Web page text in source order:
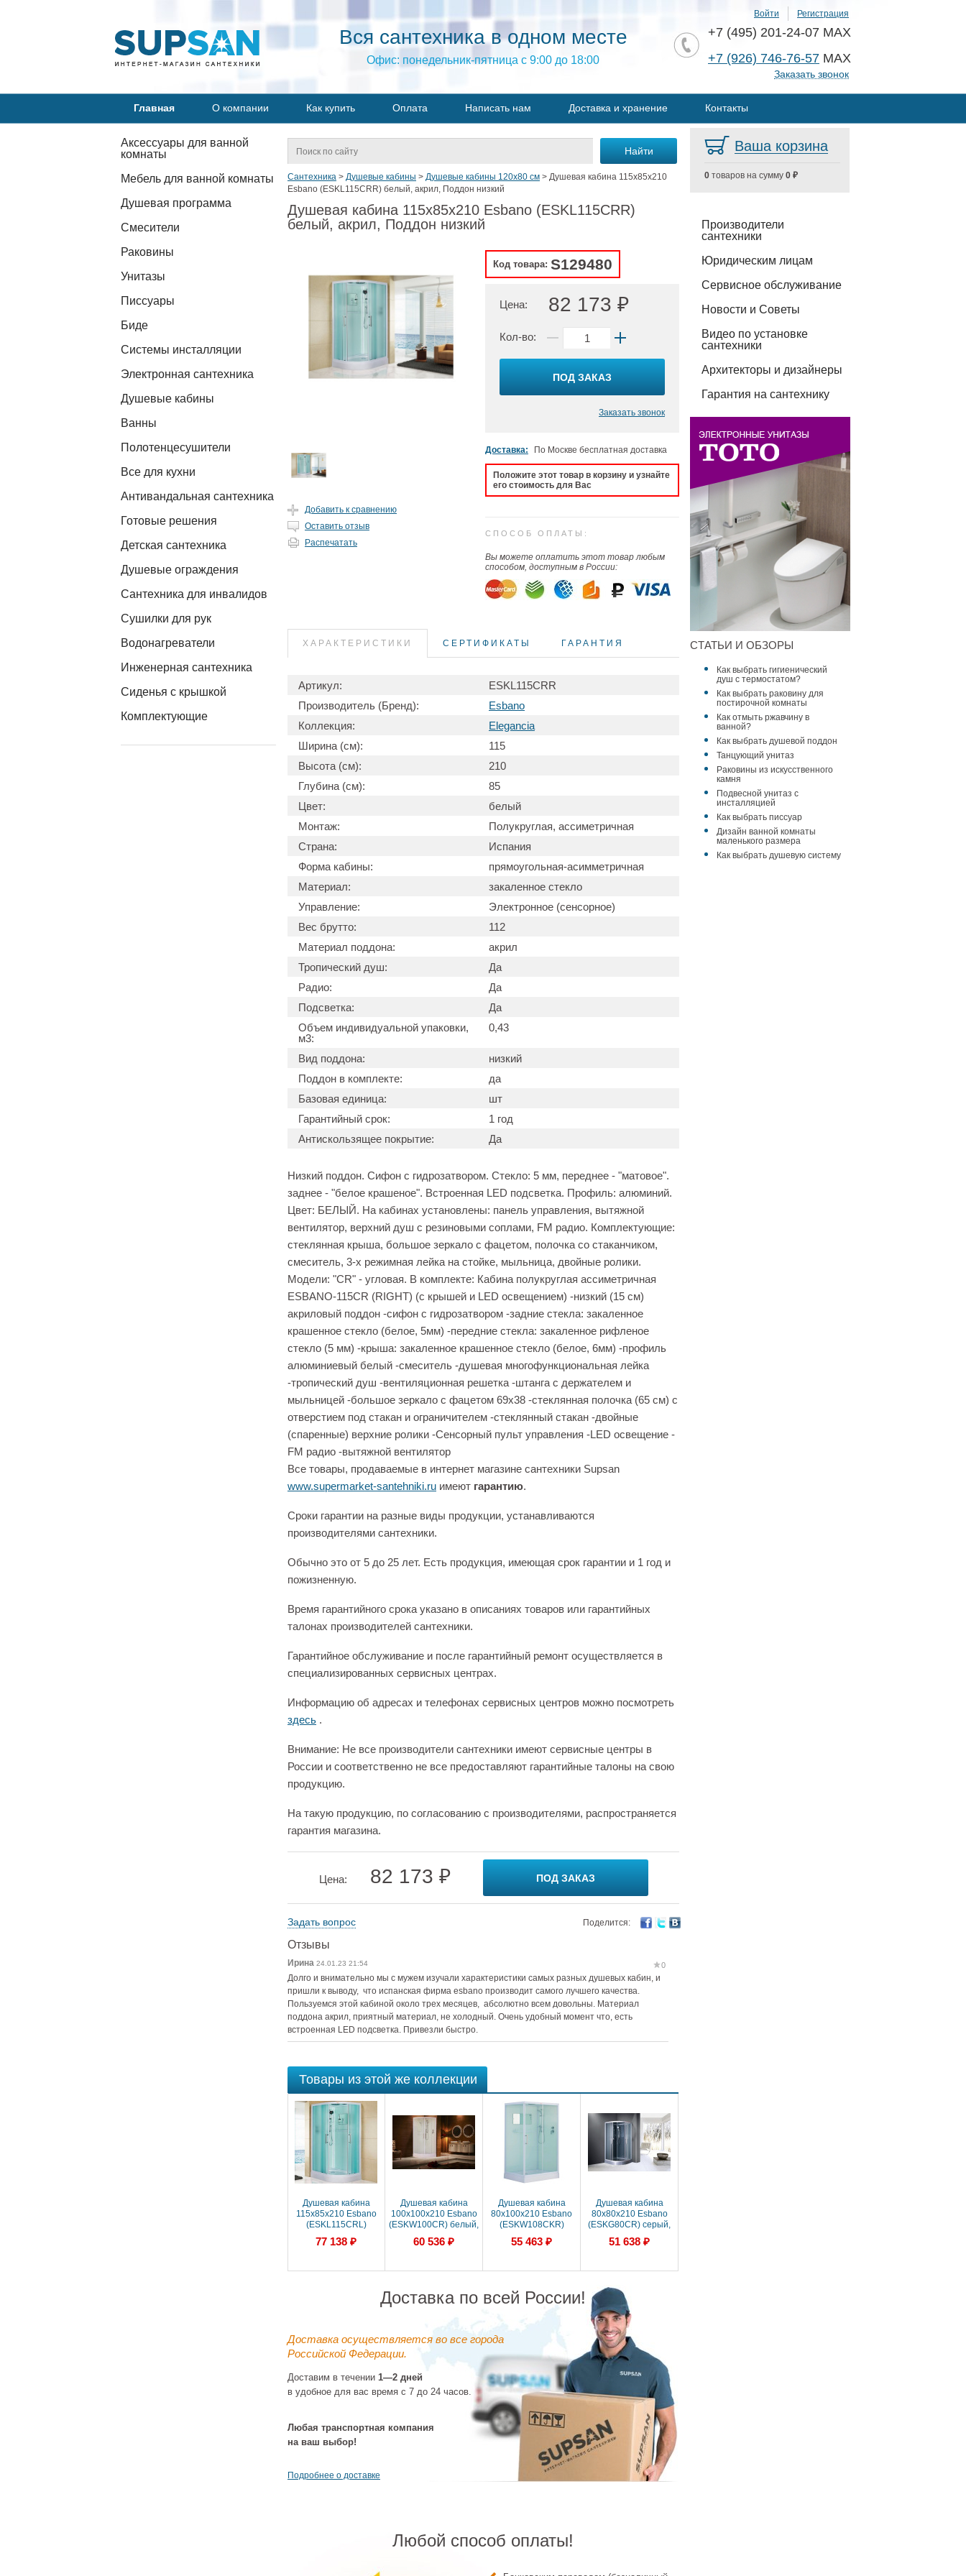
Вся сантехника в одном месте
Офис: понедельник-пятница с 9:00 до 18:00
Войти Регистрация
+7 (495) 201-24-07 MAX
+7 (926) 746-76-57 MAX
Заказать звонок
Главная О компании Как купить Оплата Написать нам Доставка и хранение Контакты
Аксессуары для ванной
комнаты
Мебель для ванной комнаты
Душевая программа
Смесители
Раковины
Унитазы
Писсуары
Биде
Системы инсталляции
Электронная сантехника
Душевые кабины
Ванны
Полотенцесушители
Все для кухни
Антивандальная сантехника
Готовые решения
Детская сантехника
Душевые ограждения
Сантехника для инвалидов
Сушилки для рук
Водонагреватели
Инженерная сантехника
Сиденья с крышкой
Комплектующие
Сантехника > Душевые кабины > Душевые кабины 120х80 см > Душевая кабина 115x85x210
Esbano (ESKL115СRR) белый, акрил, Поддон низкий
Душевая кабина 115x85x210 Esbano (ESKL115СRR)
белый, акрил, Поддон низкий
Добавить к сравнению
Оставить отзыв
Распечатать
Код товара: S129480
Цена: 82 173 ₽
Кол-во:
ПОД ЗАКАЗ
Заказать звонок
Доставка: По Москве бесплатная доставка
Положите этот товар в корзину и узнайте
его стоимость для Вас
СПОСОБ ОПЛАТЫ:
Вы можете оплатить этот товар любым
способом, доступным в России:
ХАРАКТЕРИСТИКИ СЕРТИФИКАТЫ ГАРАНТИЯ
Артикул:
ESKL115СRR
Производитель (Бренд):
Esbano
Коллекция:
Elegancia
Ширина (см):
115
Высота (см):
210
Глубина (см):
85
Цвет:
белый
Монтаж:
Полукруглая, ассиметричная
Страна:
Испания
Форма кабины:
прямоугольная-асимметричная
Материал:
закаленное стекло
Управление:
Электронное (сенсорное)
Вес брутто:
112
Материал поддона:
акрил
Тропический душ:
Да
Радио:
Да
Подсветка:
Да
Объем индивидуальной упаковки,
м3:
0,43
Вид поддона:
низкий
Поддон в комплекте:
да
Базовая единица:
шт
Гарантийный срок:
1 год
Антискользящее покрытие:
Да
Низкий поддон. Сифон с гидрозатвором. Стекло: 5 мм, переднее - "матовое".
заднее - "белое крашеное". Встроенная LED подсветка. Профиль: алюминий.
Цвет: БЕЛЫЙ. На кабинах установлены: панель управления, вытяжной
вентилятор, верхний душ с резиновыми соплами, FM радио. Комплектующие:
стеклянная крыша, большое зеркало с фацетом, полочка со стаканчиком,
смеситель, 3-х режимная лейка на стойке, мыльница, двойные ролики.
Модели: "СR" - угловая. В комплекте: Кабина полукруглая ассиметричная
ESBANO-115CR (RIGHT) (с крышей и LED освещением) -низкий (15 см)
акриловый поддон -сифон с гидрозатвором -задние стекла: закаленное
крашенное стекло (белое, 5мм) -передние стекла: закаленное рифленое
стекло (5 мм) -крыша: закаленное крашенное стекло (белое, 6мм) -профиль
алюминиевый белый -смеситель -душевая многофункциональная лейка
-тропический душ -вентиляционная решетка -штанга с держателем и
мыльницей -большое зеркало с фацетом 69х38 -стеклянная полочка (65 см) с
отверстием под стакан и ограничителем -стеклянный стакан -двойные
(спаренные) верхние ролики -Сенсорный пульт управления -LED освещение -
FM радио -вытяжной вентилятор
Все товары, продаваемые в интернет магазине сантехники Supsan
www.supermarket-santehniki.ru имеют гарантию.
Сроки гарантии на разные виды продукции, устанавливаются
производителями сантехники.
Обычно это от 5 до 25 лет. Есть продукция, имеющая срок гарантии и 1 год и
пожизненную.
Время гарантийного срока указано в описаниях товаров или гарантийных
талонах производителей сантехники.
Гарантийное обслуживание и после гарантийный ремонт осуществляется в
специализированных сервисных центрах.
Информацию об адресах и телефонах сервисных центров можно посмотреть
здесь .
Внимание: Не все производители сантехники имеют сервисные центры в
России и соответственно не все предоставляют гарантийные талоны на свою
продукцию.
На такую продукцию, по согласованию с производителями, распространяется
гарантия магазина.
Цена: 82 173 ₽ ПОД ЗАКАЗ
Задать вопрос Поделится:
Отзывы
0
Ирина 24.01.23 21:54
Долго и внимательно мы с мужем изучали характеристики самых разных душевых кабин, и
пришли к выводу, что испанская фирма esbano производит самого лучшего качества.
Пользуемся этой кабиной около трех месяцев, абсолютно всем довольны. Материал
поддона акрил, приятный материал, не холодный. Очень удобный момент что, есть
встроенная LED подсветка. Привезли быстро.
Товары из этой же коллекции
Душевая кабина
115x85x210 Esbano
(ESKL115CRL)
белый, акрил,
Поддон низкий
77 138 ₽
Душевая кабина
100x100x210 Esbano
(ESKW100CR) белый,
Поддон низкий
60 536 ₽
Душевая кабина
80x100x210 Esbano
(ESKW108CKR)
белый, Поддон
низкий
55 463 ₽
Душевая кабина
80x80x210 Esbano
(ESKG80CR) серый,
Поддон низкий
51 638 ₽
Душевая кабина
черный, Поддон
низкий
67 575 ₽
Душевая кабина
(ESKB80CK) белый,
Без гидромассажа,
45 263 ₽
Душевая кабина
80x80x210 Esbano
(ESKB80CRB) белый,
Без гидромассажа,
Поддон высокий
51 000 ₽
Душевая кабина
90x90x210 Esbano
(ESKB90CK) белый,
Без гидромассажа,
акрил, Поддон низкий
49 088 ₽
Доставка по всей России!
Доставка осуществляется во все города
Российской Федерации.
Доставим в течении 1—2 дней
в удобное для вас время с 7 до 24 часов.
Любая транспортная компания
на ваш выбор!
Подробнее о доставке
Любой способ оплаты!
Ваша корзина
0 товаров на сумму 0 ₽
Производители
сантехники
Юридическим лицам
Сервисное обслуживание
Новости и Советы
Видео по установке
сантехники
Архитекторы и дизайнеры
Гарантия на сантехнику
СТАТЬИ И ОБЗОРЫ
Как выбрать гигиенический
душ с термостатом?
Как выбрать раковину для
постирочной комнаты
Как отмыть ржавчину в
ванной?
Как выбрать душевой поддон
Танцующий унитаз
Раковины из искусственного
камня
Подвесной унитаз с
инсталляцией
Как выбрать писсуар
Дизайн ванной комнаты
маленького размера
Как выбрать душевую систему